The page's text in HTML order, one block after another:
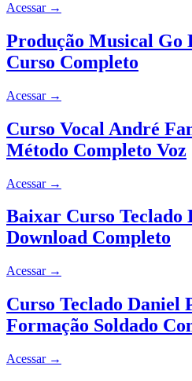
Acessar →
Produção Musical Go
Curso Completo
Acessar →
Curso Vocal André
Método Completo Voz
Acessar →
Baixar Curso Teclado
Download Completo
Acessar →
Curso Teclado Daniel
Formação Soldado
Acessar →